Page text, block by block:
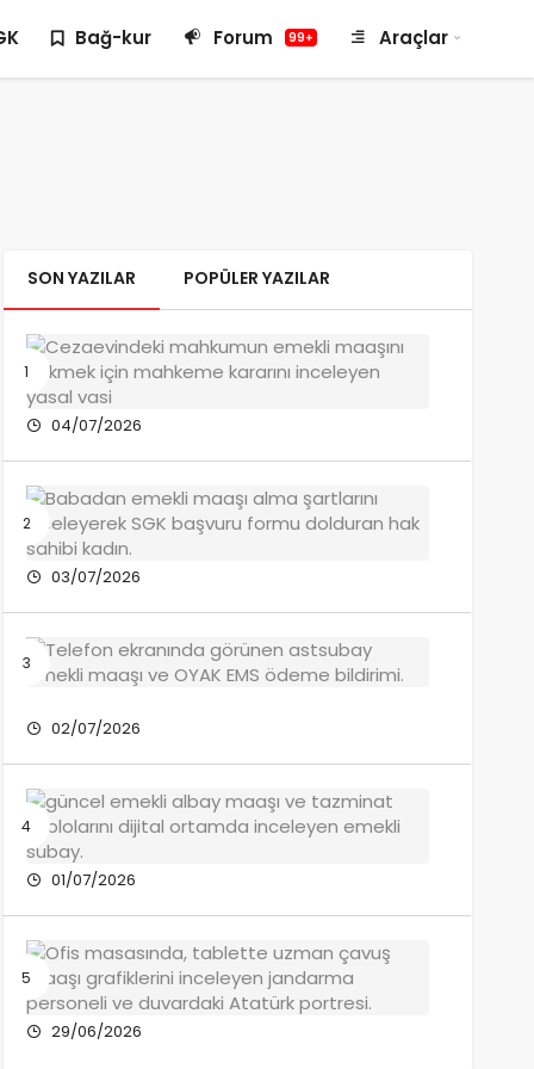
Bağ-kur Forum 99+ Araçlar
SON YAZILAR POPÜLER YAZILAR
04/07/2026
03/07/2026
02/07/2026
01/07/2026
29/06/2026